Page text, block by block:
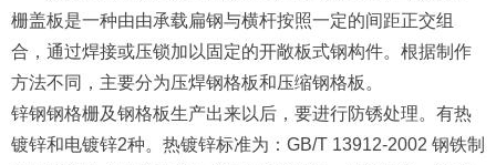
栅盖板是一种由由承载扁钢与横杆按照一定的间距正交组
合，通过焊接或压锁加以固定的开敞板式钢构件。根据制作
方法不同，主要分为压焊钢格板和压缩钢格板。
锌钢钢格栅及钢格板生产出来以后，要进行防锈处理。有热
镀锌和电镀锌2种。热镀锌标准为：GB/T 13912-2002 钢铁制